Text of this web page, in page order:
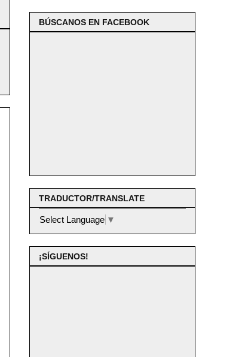
BÚSCANOS EN FACEBOOK
TRADUCTOR/TRANSLATE
Select Language ▼
¡SÍGUENOS!